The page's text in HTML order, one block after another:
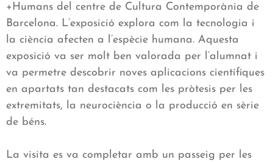
+Humans del centre de Cultura Contemporània de
Barcelona. L’exposició explora com la tecnologia i
la ciència afecten a l’espècie humana. Aquesta
exposició va ser molt ben valorada per l’alumnat i
va permetre descobrir noves aplicacions científiques
en apartats tan destacats com les pròtesis per les
extremitats, la neurociència o la producció en sèrie
de béns.
La visita es va completar amb un passeig per les